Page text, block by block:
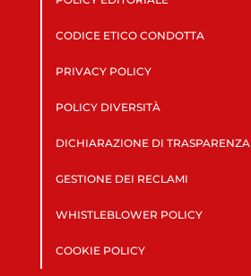
CODICE ETICO CONDOTTA
PRIVACY POLICY
POLICY DIVERSITÀ
DICHIARAZIONE DI TRASPARENZA
GESTIONE DEI RECLAMI
WHISTLEBLOWER POLICY
COOKIE POLICY